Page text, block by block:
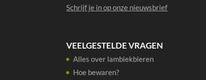
Schrijf je in op onze nieuwsbrief
VEELGESTELDE VRAGEN
Alles over lambiekbieren
Hoe bewaren?